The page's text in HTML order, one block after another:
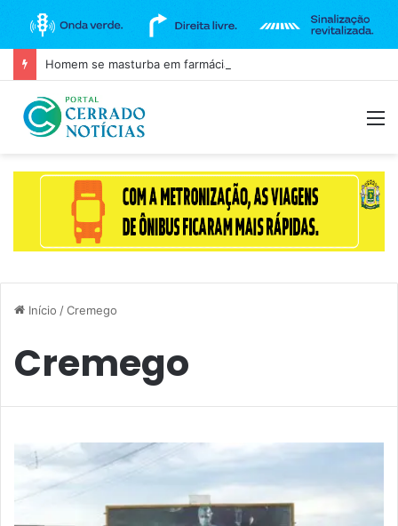
Início /Cremego
Cremego